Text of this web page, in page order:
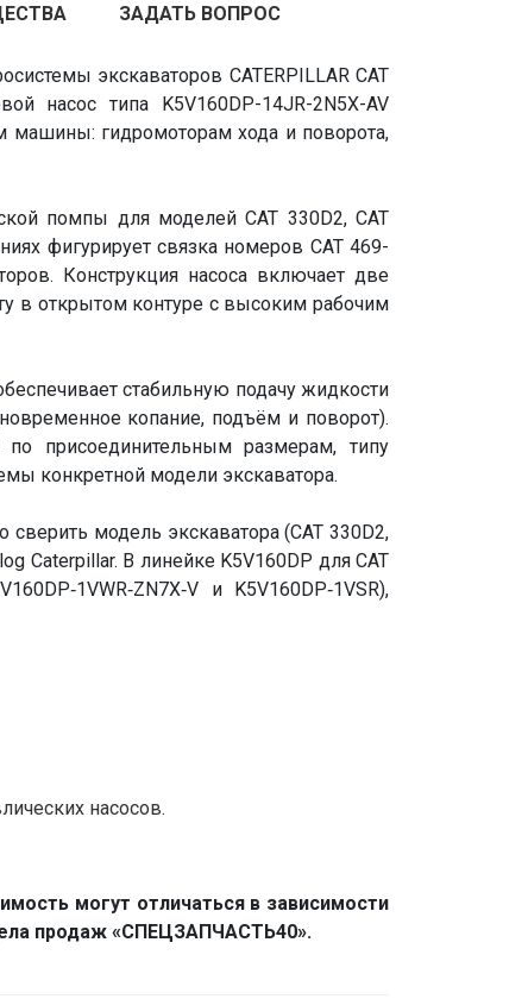
ЗАДАТЬ ВОПРОС
экскаваторов CATERPILLAR CAT
насос типа K5V160DP-14JR-2N5X-AV
машины: гидромоторам хода и поворота,
помпы для моделей CAT 330D2, CAT
фигурирует связка номеров CAT 469-
Конструкция насоса включает две
в открытом контуре с высоким рабочим
стабильную подачу жидкости
копание, подъём и поворот).
по присоединительным размерам, типу
конкретной модели экскаватора.
модель экскаватора (CAT 330D2,
Caterpillar. В линейке K5V160DP для CAT
и K5V160DP‑1VSR),
насосов.
могут отличаться в зависимости
продаж «СПЕЦЗАПЧАСТЬ40».